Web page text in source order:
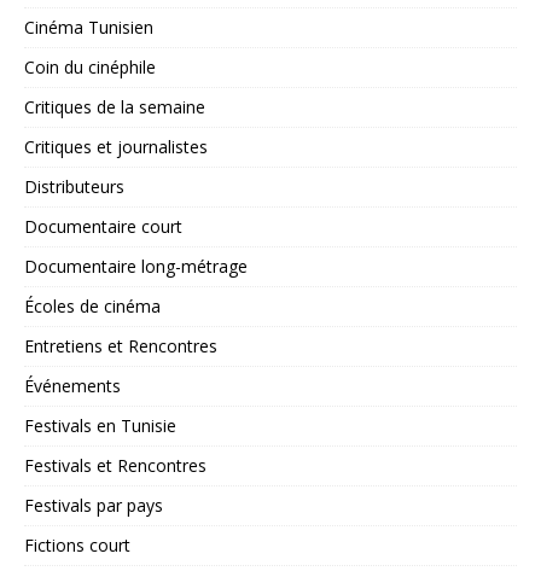
Cinéma Tunisien
Coin du cinéphile
Critiques de la semaine
Critiques et journalistes
Distributeurs
Documentaire court
Documentaire long-métrage
Écoles de cinéma
Entretiens et Rencontres
Événements
Festivals en Tunisie
Festivals et Rencontres
Festivals par pays
Fictions court